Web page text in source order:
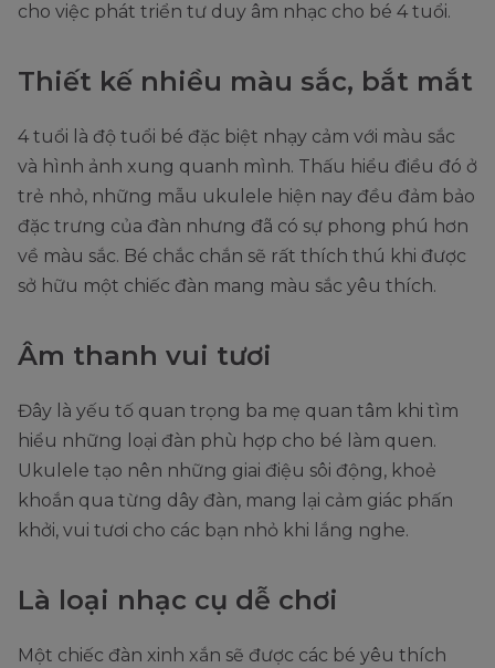
cho việc phát triển tư duy âm nhạc cho bé 4 tuổi.
Thiết kế nhiều màu sắc, bắt mắt
4 tuổi là độ tuổi bé đặc biệt nhạy cảm với màu sắc
và hình ảnh xung quanh mình. Thấu hiểu điều đó ở
trẻ nhỏ, những mẫu ukulele hiện nay đều đảm bảo
đặc trưng của đàn nhưng đã có sự phong phú hơn
về màu sắc. Bé chắc chắn sẽ rất thích thú khi được
sở hữu một chiếc đàn mang màu sắc yêu thích.
Âm thanh vui tươi
Đây là yếu tố quan trọng ba mẹ quan tâm khi tìm
hiểu những loại đàn phù hợp cho bé làm quen.
Ukulele tạo nên những giai điệu sôi động, khoẻ
khoắn qua từng dây đàn, mang lại cảm giác phấn
khởi, vui tươi cho các bạn nhỏ khi lắng nghe.
Là loại nhạc cụ dễ chơi
Một chiếc đàn xinh xắn sẽ được các bé yêu thích